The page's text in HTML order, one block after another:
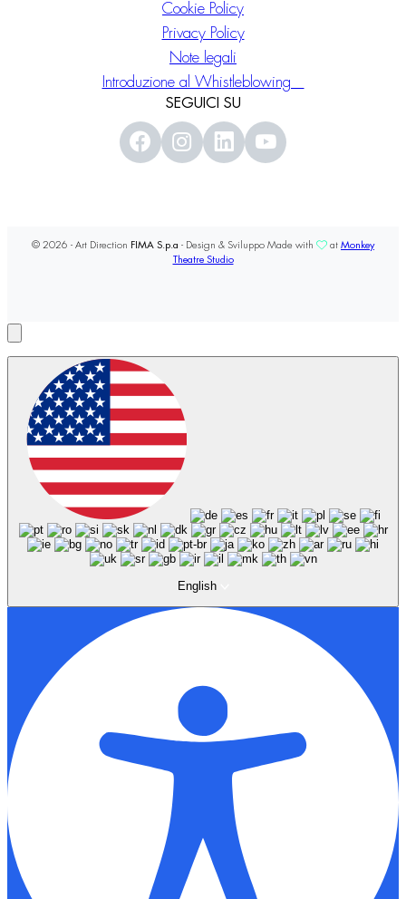
Cookie Policy
Privacy Policy
Note legali
Introduzione al Whistleblowing
SEGUICI SU
© 2026 - Art Direction FIMA S.p.a - Design & Sviluppo Made with at Monkey
Theatre Studio
English